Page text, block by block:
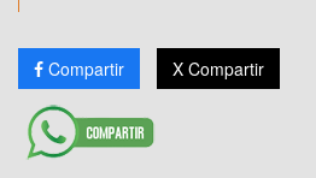
Compartir X Compartir